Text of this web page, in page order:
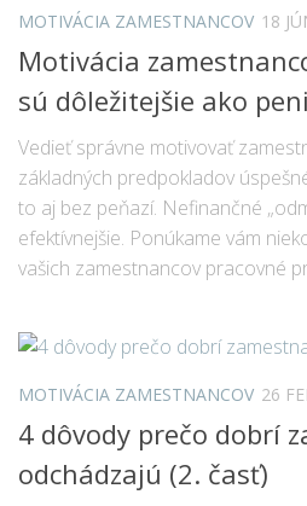
MOTIVÁCIA ZAMESTNANCOV 18
Motivácia
sú dôležitejšie ako
Vedieť správne motivovať
základných predpokladov
to aj bez peňazí. Nefinančné
efektívnejšie. Ponúkame vám
vašich zamestnancov pracovné
MOTIVÁCIA ZAMESTNANCOV 26
4 dôvody prečo dobrí
odchádzajú (2. časť)